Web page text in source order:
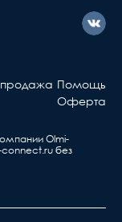
Помощь
Оферта
Olmi-
connect.ru без